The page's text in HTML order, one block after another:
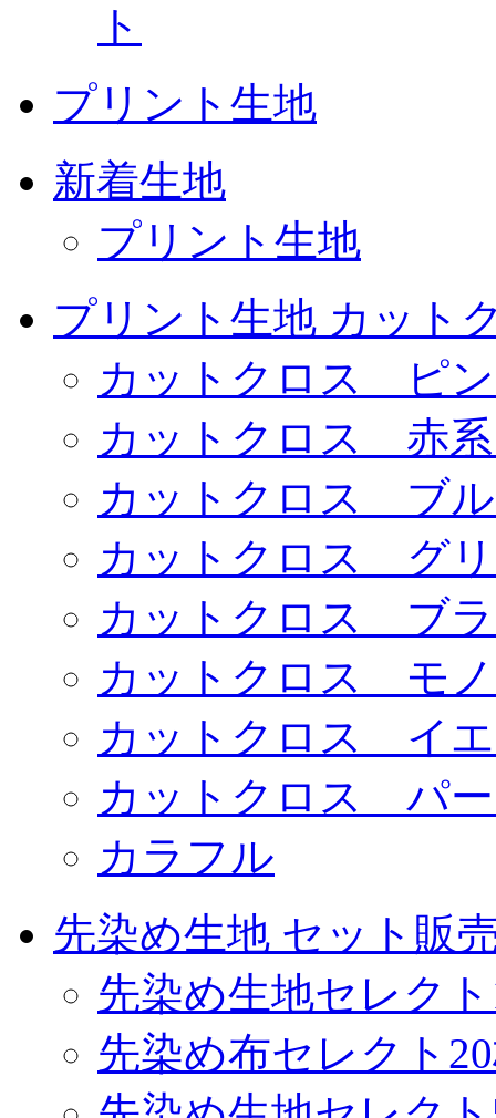
ト
プリント生地
新着生地
プリント生地
プリント生地 カット
カットクロス ピ
カットクロス 赤
カットクロス ブ
カットクロス グ
カットクロス ブ
カットクロス モ
カットクロス イ
カットクロス パ
カラフル
先染め生地 セット販
先染め生地セレク
先染め布セレクト